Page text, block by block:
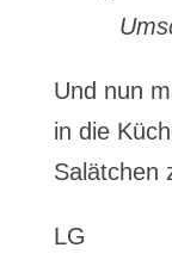
Und nun
in die
Salätchen
LG